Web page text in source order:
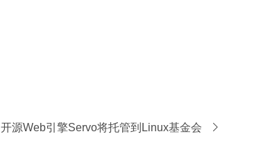
开源Web引擎Servo将托管到Linux基金会